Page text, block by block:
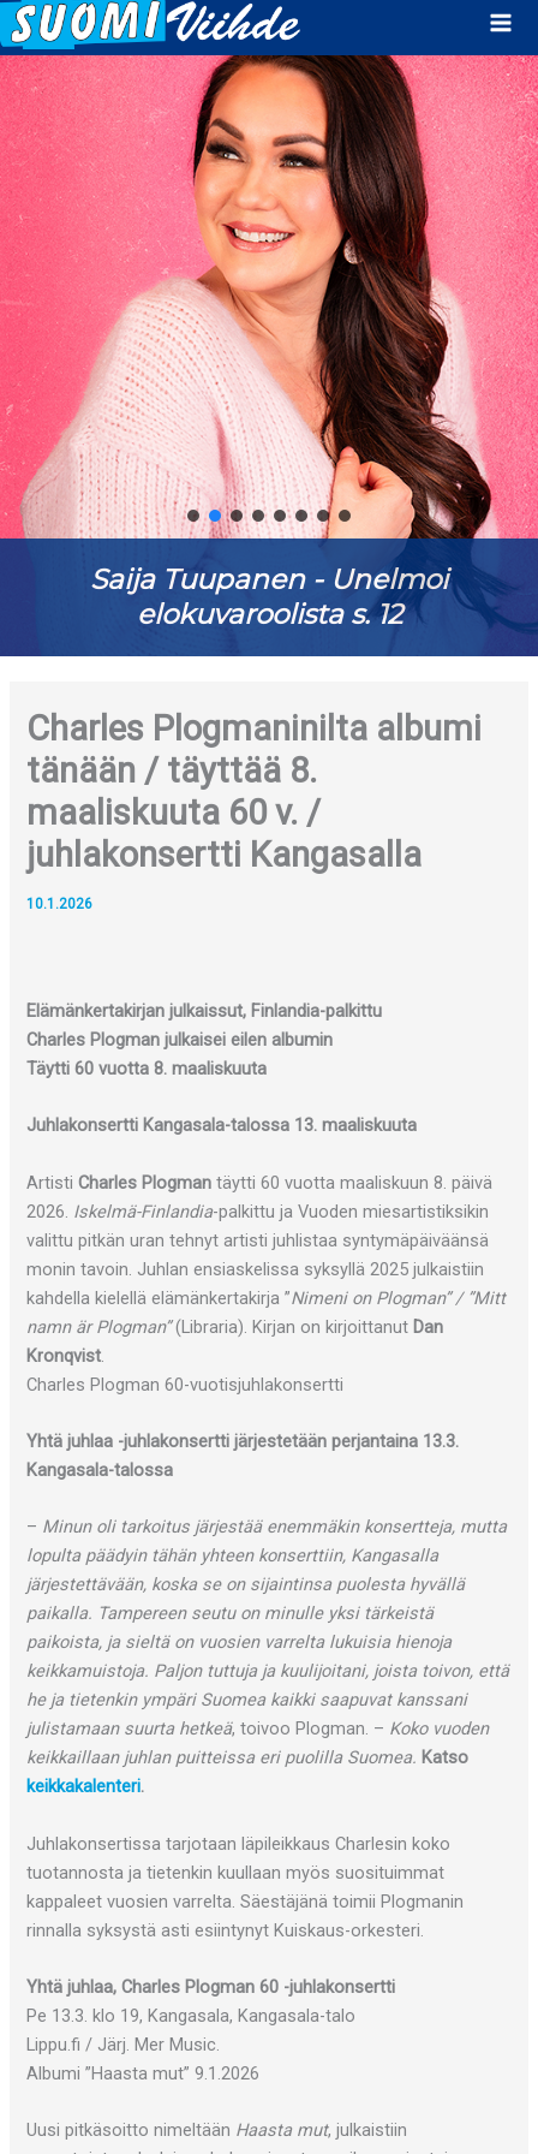
Saija Tuupanen - Unelmoi
elokuvaroolista s. 12
Charles Plogmaninilta albumi
tänään / täyttää 8.
maaliskuuta 60 v. /
juhlakonsertti Kangasalla
10.1.2026
Elämänkertakirjan julkaissut, Finlandia-palkittu
Charles Plogman julkaisei eilen albumin
Täytti 60 vuotta 8. maaliskuuta
Juhlakonsertti Kangasala-talossa 13. maaliskuuta
ArtistiCharles Plogmantäytti 60 vuotta maaliskuun 8. päivä
2026. Iskelmä-Finlandia-palkittu ja Vuoden miesartistiksikin
valittu pitkän uran tehnyt artisti juhlistaa syntymäpäiväänsä
monin tavoin. Juhlan ensiaskelissa syksyllä 2025 julkaistiin
kahdella kielellä elämänkertakirja ”Nimeni on Plogman” / ”Mitt
namn är Plogman”(Libraria). Kirjan on kirjoittanut Dan
Kronqvist.
Charles Plogman 60-vuotisjuhlakonsertti
Yhtä juhlaa -juhlakonsertti järjestetään perjantaina 13.3.
Kangasala-talossa
– Minun oli tarkoitus järjestää enemmäkin konsertteja, mutta
lopulta päädyin tähän yhteen konserttiin, Kangasalla
järjestettävään, koska se on sijaintinsa puolesta hyvällä
paikalla. Tampereen seutu on minulle yksi tärkeistä
paikoista, ja sieltä on vuosien varrelta lukuisia hienoja
keikkamuistoja. Paljon tuttuja ja kuulijoitani, joista toivon, että
he ja tietenkin ympäri Suomea kaikki saapuvat kanssani
julistamaan suurta hetkeä, toivoo Plogman. – Koko vuoden
keikkaillaan juhlan puitteissa eri puolilla Suomea. Katso
keikkakalenteri.
Juhlakonsertissa tarjotaan läpileikkaus Charlesin koko
tuotannosta ja tietenkin kuullaan myös suosituimmat
kappaleet vuosien varrelta. Säestäjänä toimii Plogmanin
rinnalla syksystä asti esiintynyt Kuiskaus-orkesteri.
Yhtä juhlaa, Charles Plogman 60 -juhlakonsertti
Pe 13.3. klo 19, Kangasala, Kangasala-talo
Lippu.fi / Järj. Mer Music.
Albumi ”Haasta mut” 9.1.2026
Uusi pitkäsoitto nimeltään Haasta mut, julkaistiin